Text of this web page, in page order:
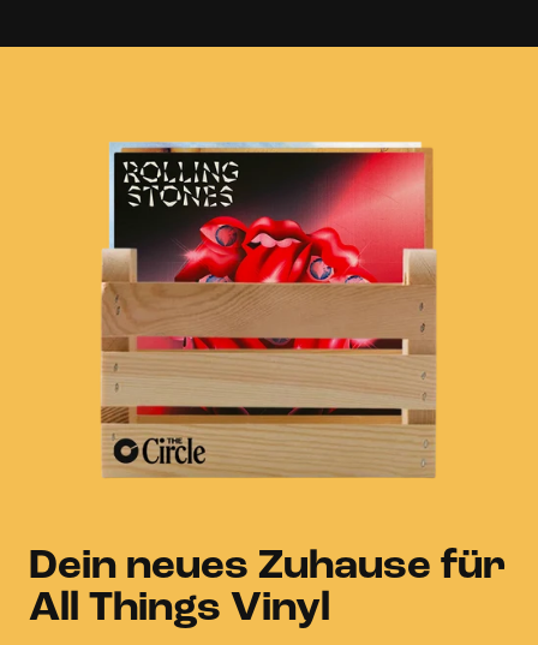
Dein neues Zuhause für
All Things Vinyl